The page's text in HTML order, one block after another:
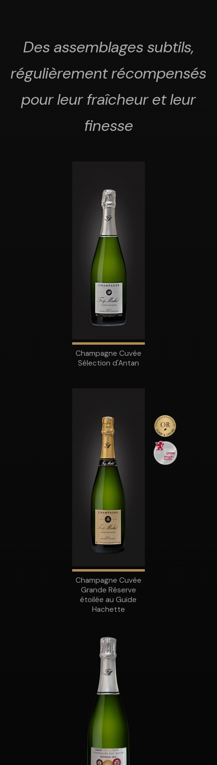
Des assemblages subtils,
régulièrement récompensés
pour leur fraîcheur et leur
finesse
Champagne Cuvée
Sélection d'Antan
Champagne Cuvée
Grande Réserve
étoilée au Guide
Hachette